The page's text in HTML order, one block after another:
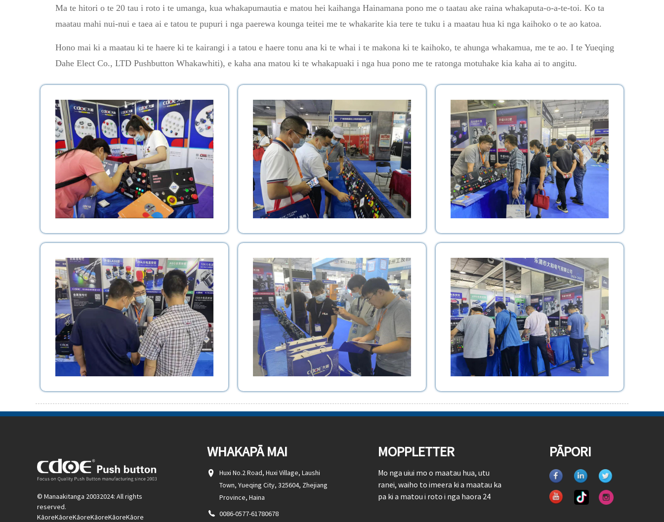
Ma te hitori o te 20 tau i roto i te umanga, kua whakapumautia e matou hei kaihanga Hainamana pono me o taatau ake raina whakaputa-o-a-te-toi. Ko ta
maatau mahi nui-nui e taea ai e tatou te pupuri i nga paerewa kounga teitei me te whakarite kia tere te tuku i a maatau hua ki nga kaihoko o te ao katoa.
Hono mai ki a maatau ki te haere ki te kairangi i a tatou e haere tonu ana ki te whai i te makona ki te kaihoko, te ahunga whakamua, me te ao. I te Yueqing
Dahe Elect Co., LTD Pushbutton Whakawhiti), e kaha ana matou ki te whakapuaki i nga hua pono me te ratonga motuhake kia kaha ai to angitu.
© Manaakitanga 20032024: All rights
reserved.
KāoreKāoreKāoreKāoreKāoreKāore
WHAKAPĀ MAI
Huxi No.2 Road, Huxi Village, Laushi
Town, Yueqing City, 325604, Zhejiang
Province, Haina
0086-0577-61780678
MOPPLETTER
Mo nga uiui mo o maatau hua, utu
ranei, waiho to imeera ki a maatau ka
pa ki a matou i roto i nga haora 24
PĀPORI